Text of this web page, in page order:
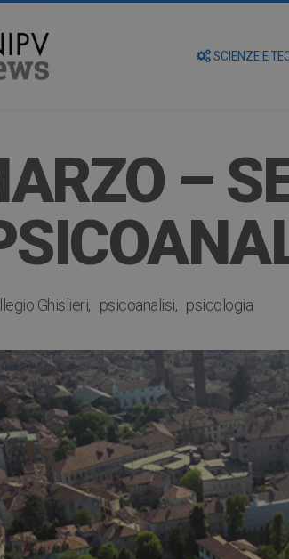
SCIENZE E
–
Ghislieri psicoanalisi psicologia